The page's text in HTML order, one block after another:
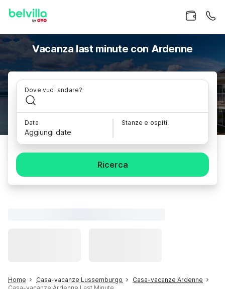
Vacanza last minute con Ardenne
Dove vuoi andare?
Data
Aggiungi date
Stanze e ospiti,
Ricerca
Home Casa-vacanze Lussemburgo
Casa-vacanze Ardenne